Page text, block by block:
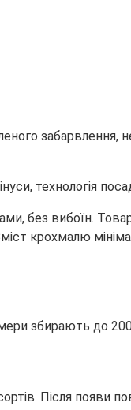
забарвлення,
без вибоїн.
крохмалю
збирають до
Після появи